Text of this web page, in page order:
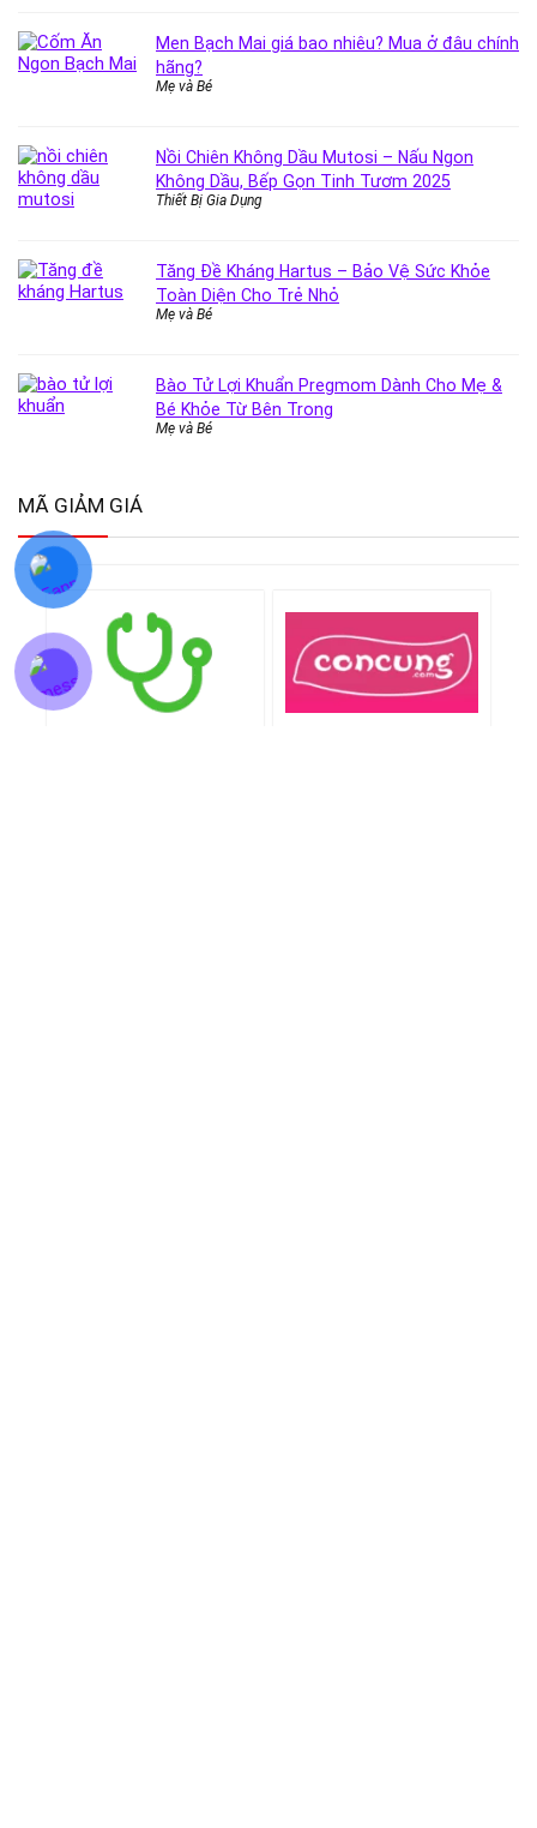
Men Bạch Mai giá bao nhiêu? Mua ở đâu chính
hãng?
Mẹ và Bé
Nồi Chiên Không Dầu Mutosi – Nấu Ngon
Không Dầu, Bếp Gọn Tinh Tươm 2025
Thiết Bị Gia Dụng
Tăng Đề Kháng Hartus – Bảo Vệ Sức Khỏe
Toàn Diện Cho Trẻ Nhỏ
Mẹ và Bé
Bào Tử Lợi Khuẩn Pregmom Dành Cho Mẹ &
Bé Khỏe Từ Bên Trong
Mẹ và Bé
MÃ GIẢM GIÁ